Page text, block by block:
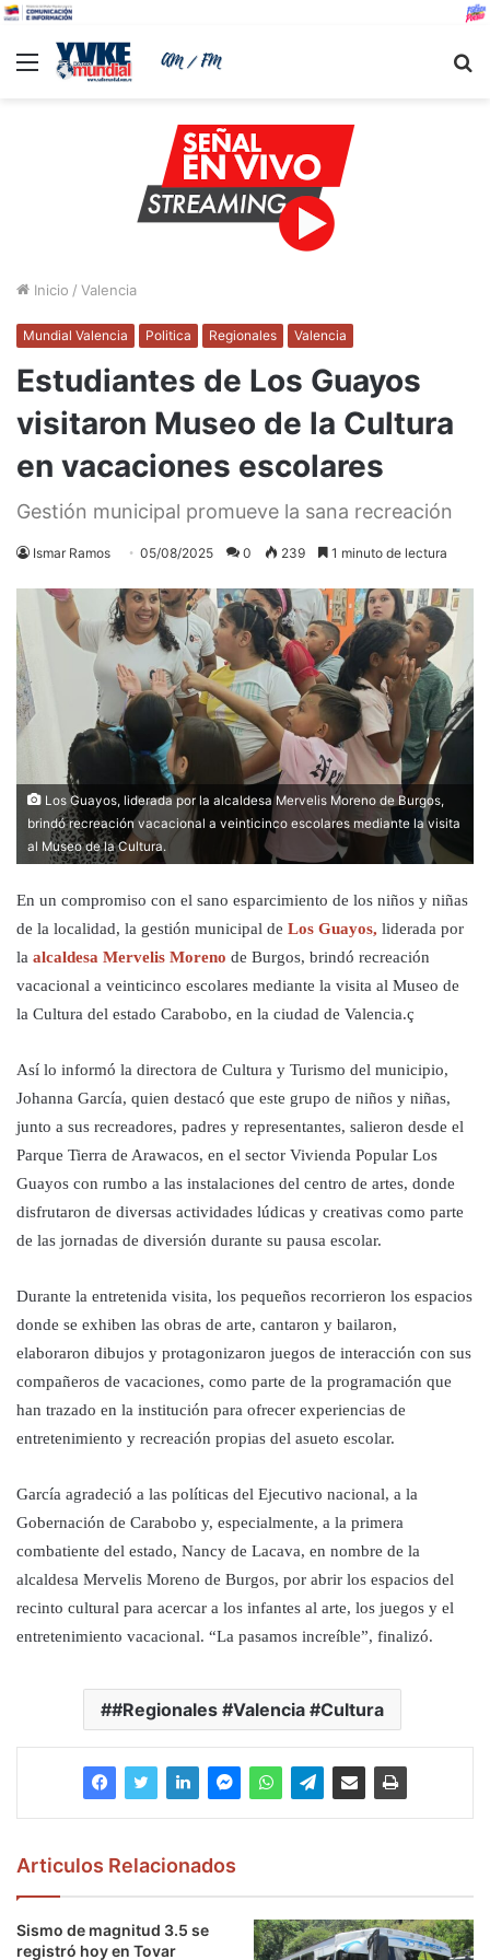
Menu
Inicio / Valencia
Mundial Valencia Politica Regionales Valencia
Estudiantes de Los Guayos
visitaron Museo de la Cultura
en vacaciones escolares
Gestión municipal promueve la sana recreación
Ismar Ramos 05/08/2025 0 239 1 minuto de lectura
Los Guayos, liderada por la alcaldesa Mervelis Moreno de Burgos,
brindó recreación vacacional a veinticinco escolares mediante la visita
al Museo de la Cultura.
En un compromiso con el sano esparcimiento de los niños y niñas
de la localidad, la gestión municipal de Los Guayos, liderada por
la alcaldesa Mervelis Moreno de Burgos, brindó recreación
vacacional a veinticinco escolares mediante la visita al Museo de
la Cultura del estado Carabobo, en la ciudad de Valencia.ç
Así lo informó la directora de Cultura y Turismo del municipio,
Johanna García, quien destacó que este grupo de niños y niñas,
junto a sus recreadores, padres y representantes, salieron desde el
Parque Tierra de Arawacos, en el sector Vivienda Popular Los
Guayos con rumbo a las instalaciones del centro de artes, donde
disfrutaron de diversas actividades lúdicas y creativas como parte
de las jornadas de diversión durante su pausa escolar.
Durante la entretenida visita, los pequeños recorrieron los espacios
donde se exhiben las obras de arte, cantaron y bailaron,
elaboraron dibujos y protagonizaron juegos de interacción con sus
compañeros de vacaciones, como parte de la programación que
han trazado en la institución para ofrecer experiencias de
entretenimiento y recreación propias del asueto escolar.
García agradeció a las políticas del Ejecutivo nacional, a la
Gobernación de Carabobo y, especialmente, a la primera
combatiente del estado, Nancy de Lacava, en nombre de la
alcaldesa Mervelis Moreno de Burgos, por abrir los espacios del
recinto cultural para acercar a los infantes al arte, los juegos y el
entretenimiento vacacional. “La pasamos increíble”, finalizó.
#Regionales #Valencia #Cultura
Articulos Relacionados
Sismo de magnitud 3.5 se
registró hoy en Tovar